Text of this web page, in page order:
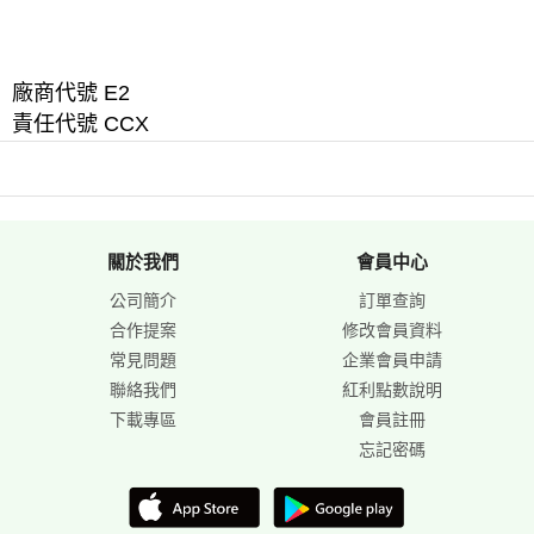
廠商代號 E2
責任代號 CCX
關於我們
公司簡介
合作提案
常見問題
聯絡我們
下載專區
會員中心
訂單查詢
修改會員資料
企業會員申請
紅利點數說明
會員註冊
忘記密碼